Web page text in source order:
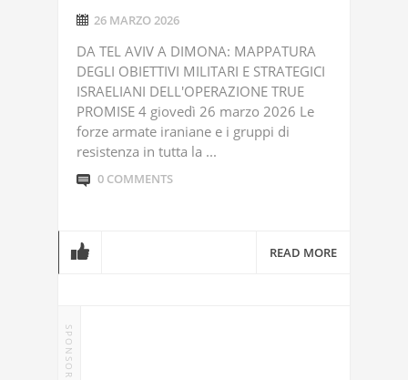
26 MARZO 2026
DA TEL AVIV A DIMONA: MAPPATURA
DEGLI OBIETTIVI MILITARI E STRATEGICI
ISRAELIANI DELL'OPERAZIONE TRUE
PROMISE 4 giovedì 26 marzo 2026 Le
forze armate iraniane e i gruppi di
resistenza in tutta la ...
0 COMMENTS
READ MORE
SPONSOR